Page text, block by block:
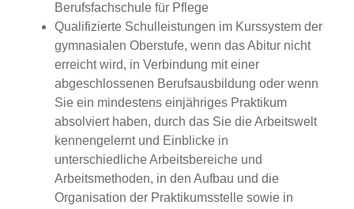
Berufsfachschule für Pflege
Qualifizierte Schulleistungen im Kurssystem der
gymnasialen Oberstufe, wenn das Abitur nicht
erreicht wird, in Verbindung mit einer
abgeschlossenen Berufsausbildung oder wenn
Sie ein mindestens einjähriges Praktikum
absolviert haben, durch das Sie die Arbeitswelt
kennengelernt und Einblicke in
unterschiedliche Arbeitsbereiche und
Arbeitsmethoden, in den Aufbau und die
Organisation der Praktikumsstelle sowie in